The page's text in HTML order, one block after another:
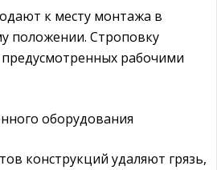
к месту монтажа в
положении. Строповку
рабочими
конструкций удаляют грязь,